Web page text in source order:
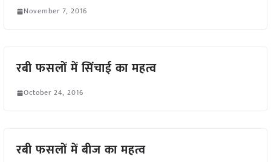
November 7, 2016
रबी फसलों में सिंचाई का महत्व
October 24, 2016
रबी फसलों में बीज का महत्व